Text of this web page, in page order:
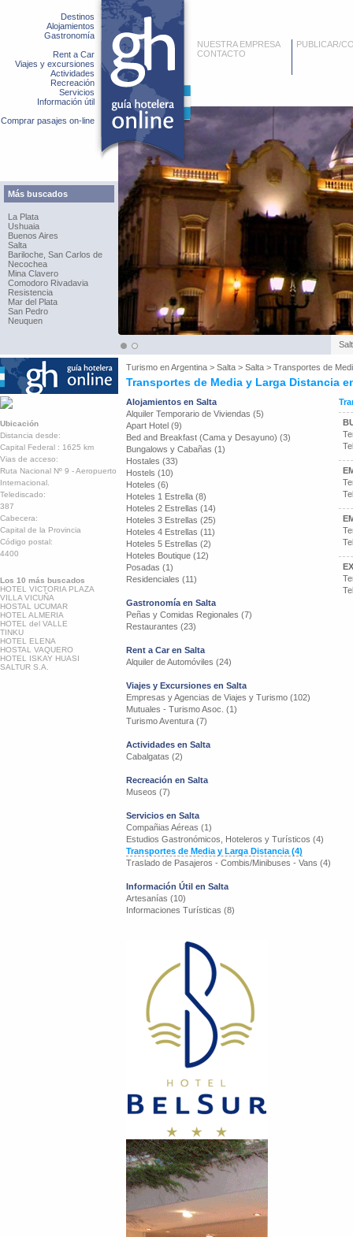
Destinos
Alojamientos
Gastronomía
Rent a Car
Viajes y excursiones
Actividades
Recreación
Servicios
Información útil
Comprar pasajes on-line
Más buscados
La Plata
Ushuaia
Buenos Aires
Salta
Bariloche, San Carlos de
Necochea
Mina Clavero
Comodoro Rivadavia
Resistencia
Mar del Plata
San Pedro
Neuquen
NUESTRA EMPRESA
CONTACTO
PUBLICAR/
Turismo enArgentina > Salta > Salta > Transportes de
Transportes de Media y Larga Distancia
Ubicación
Distancia desde:
Capital Federal : 1625 km
Vias de acceso:
Ruta Nacional Nº 9 - Aeropuerto
Internacional.
Telediscado:
387
Cabecera:
Capital de la Provincia
Código postal:
4400
Los 10 más buscados
HOTEL VICTORIA PLAZA
VILLA VICUÑA
HOSTAL UCUMAR
HOTEL ALMERIA
HOTEL del VALLE
TINKU
HOTEL ELENA
HOSTAL VAQUERO
HOTEL ISKAY HUASI
SALTUR S.A.
Alojamientos en Salta
Alquiler Temporario de Viviendas (5)
Apart Hotel (9)
Bed and Breakfast (Cama y Desayuno) (3)
Bungalows y Cabañas (1)
Hostales (33)
Hostels (10)
Hoteles (6)
Hoteles 1 Estrella (8)
Hoteles 2 Estrellas (14)
Hoteles 3 Estrellas (25)
Hoteles 4 Estrellas (11)
Hoteles 5 Estrellas (2)
Hoteles Boutique (12)
Posadas (1)
Residenciales (11)
Gastronomía en Salta
Peñas y Comidas Regionales (7)
Restaurantes (23)
Rent a Car en Salta
Alquiler de Automóviles (24)
Viajes y Excursiones en Salta
Empresas y Agencias de Viajes y Turismo (102)
Mutuales - Turismo Asoc. (1)
Turismo Aventura (7)
Actividades en Salta
Cabalgatas (2)
Recreación en Salta
Museos (7)
Servicios en Salta
Compañias Aéreas (1)
Estudios Gastronómicos, Hoteleros y Turísticos (4)
Transportes de Media y Larga Distancia (4)
Traslado de Pasajeros - Combis/Minibuses - Vans (4)
Información Útil en Salta
Artesanías (10)
Informaciones Turísticas (8)